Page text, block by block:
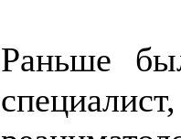
Раньше